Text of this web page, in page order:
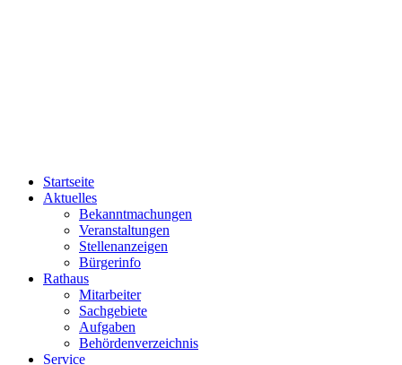
Startseite
Aktuelles
Bekanntmachungen
Veranstaltungen
Stellenanzeigen
Bürgerinfo
Rathaus
Mitarbeiter
Sachgebiete
Aufgaben
Behördenverzeichnis
Service